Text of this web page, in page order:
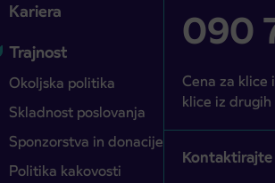
Kariera
Trajnost
Okoljska politika
Skladnost poslovanja
Sponzorstva in donacije
Politika kakovosti
090
Cena za klice
klice iz
Kontaktirajte